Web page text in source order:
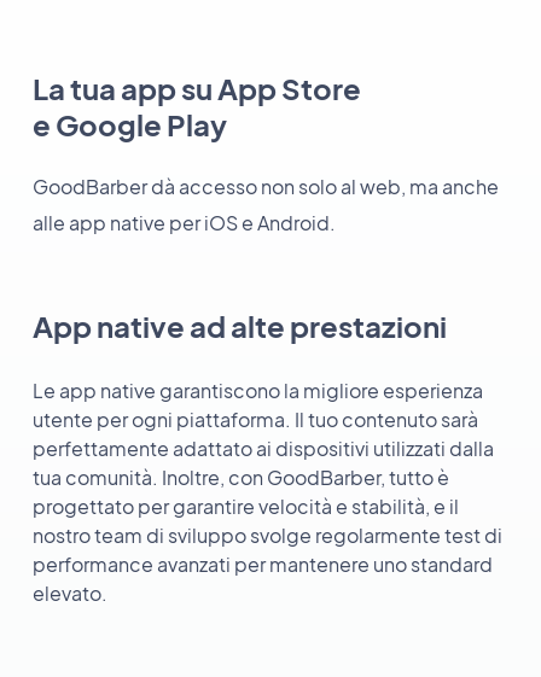
La tua app su App Store
e Google Play
GoodBarber dà accesso non solo al web, ma anche
alle app native per iOS e Android.
App native ad alte prestazioni
Le app native garantiscono la migliore esperienza
utente per ogni piattaforma. Il tuo contenuto sarà
perfettamente adattato ai dispositivi utilizzati dalla
tua comunità. Inoltre, con GoodBarber, tutto è
progettato per garantire velocità e stabilità, e il
nostro team di sviluppo svolge regolarmente test di
performance avanzati per mantenere uno standard
elevato.